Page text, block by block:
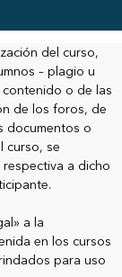
del curso,
– plagio u
o de las
de los foros, de
documentos o
curso, se
a dicho
a la
en los cursos
para uso